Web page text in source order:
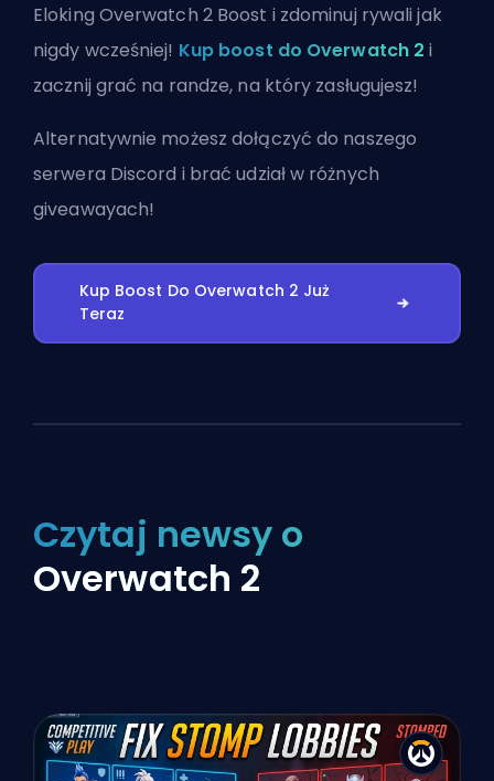
Eloking Overwatch 2 Boost i zdominuj rywali jak
nigdy wcześniej! Kup boost do Overwatch 2 i
zacznij grać na randze, na który zasługujesz!
Alternatywnie możeszdołączyć do naszego
serwera Discord i brać udział w różnych
giveawayach!
Kup Boost Do Overwatch 2 Już
Teraz
Czytaj newsy o
Overwatch 2